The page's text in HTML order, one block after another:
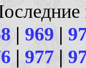
| 969|
| 977 |